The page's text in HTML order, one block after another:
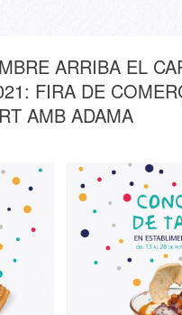
ARRIBA EL
FIRA DE
AMB ADAMA